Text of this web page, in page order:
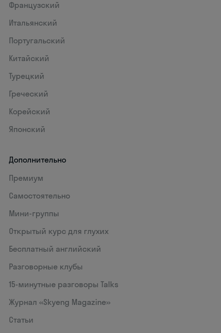
Французский
Итальянский
Португальский
Китайский
Турецкий
Греческий
Корейский
Японский
Дополнительно
Премиум
Самостоятельно
Мини-группы
Открытый курс для глухих
Бесплатный английский
Разговорные клубы
15‑минутные разговоры Talks
Журнал «Skyeng Magazine»
Статьи